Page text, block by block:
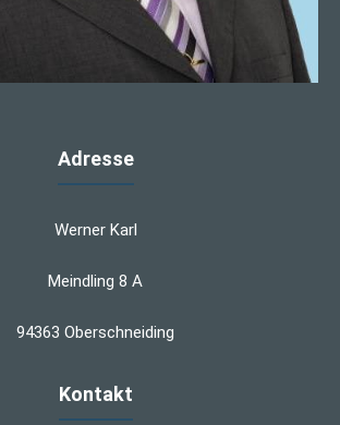
Adresse
Werner Karl
Meindling 8 A
94363 Oberschneiding
Kontakt